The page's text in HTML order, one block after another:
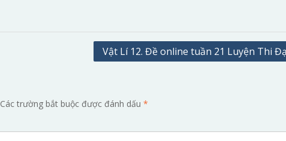
Vật Lí 12. Đề online tuần 21 Luyện Thi
Các trường bắt buộc được đánh dấu *